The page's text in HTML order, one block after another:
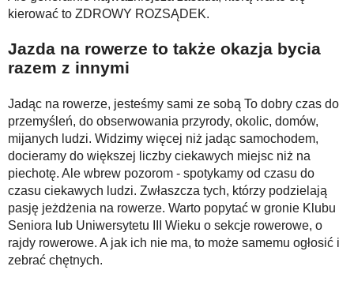
kierować to ZDROWY ROZSĄDEK.
Jazda na rowerze to także okazja bycia
razem z innymi
Jadąc na rowerze, jesteśmy sami ze sobą To dobry czas do
przemyśleń, do obserwowania przyrody, okolic, domów,
mijanych ludzi. Widzimy więcej niż jadąc samochodem,
docieramy do większej liczby ciekawych miejsc niż na
piechotę. Ale wbrew pozorom - spotykamy od czasu do
czasu ciekawych ludzi. Zwłaszcza tych, którzy podzielają
pasję jeżdżenia na rowerze. Warto popytać w gronie Klubu
Seniora lub Uniwersytetu III Wieku o sekcje rowerowe, o
rajdy rowerowe. A jak ich nie ma, to może samemu ogłosić i
zebrać chętnych.